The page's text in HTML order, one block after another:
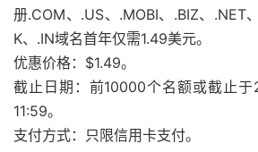
册.COM、.US、.MOBI、.BIZ、.NET
K、.IN域名首年仅需1.49美元。
优惠价格：$1.49。
截止日期：前10000个名额或截止
11:59。
支付方式：只限信用卡支付。